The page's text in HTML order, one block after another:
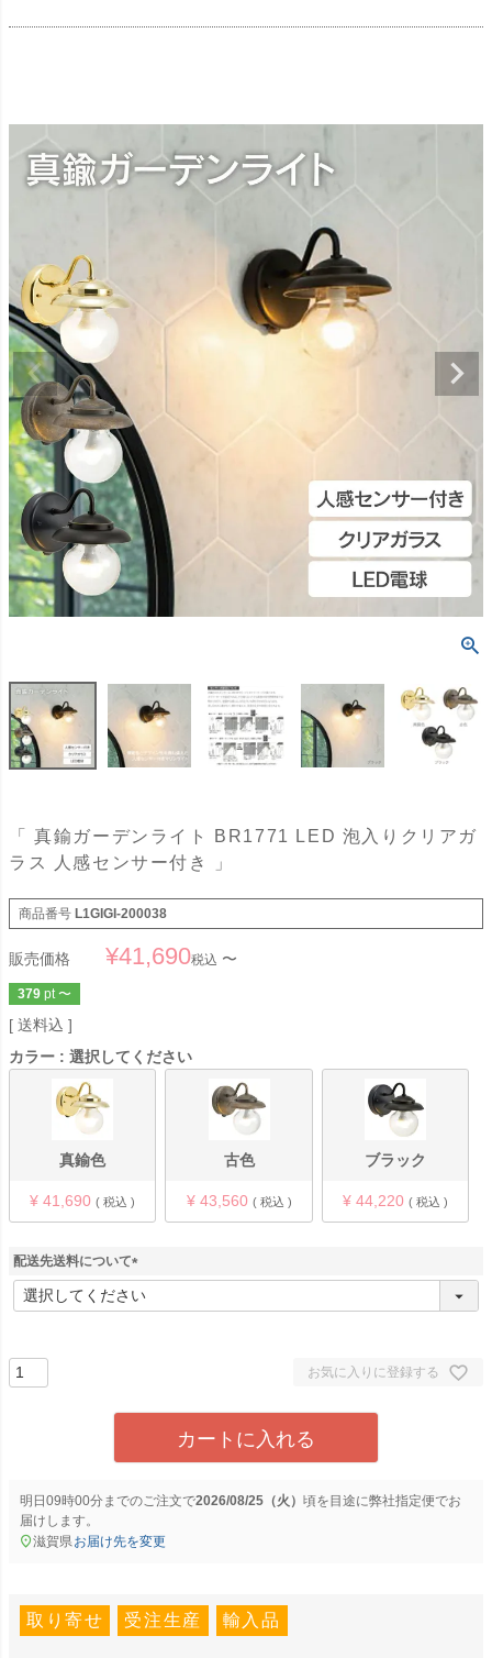
「 真鍮ガーデンライト BR1771 LED 泡入りクリアガ
ラス 人感センサー付き 」
商品番号 L1GIGI-200038
販売価格 ¥41,690税込 〜
379 pt 〜
送料込
カラー
選択してください
真鍮色
¥ 41,690 税込
古色
¥ 43,560 税込
ブラック
¥ 44,220 税込
配送先送料について
(
必
お気に入りに登録する
カートに入れる
明日 09時00分までのご注文で2026/08/25（火） に弊社指定便でお
届けします。
滋賀県お届け先を変更
取り寄せ 受注生産 輸入品